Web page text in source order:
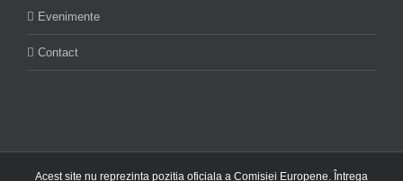
Evenimente
Contact
Acest site nu reprezinta pozitia oficiala a Comisiei Europene. Întrega